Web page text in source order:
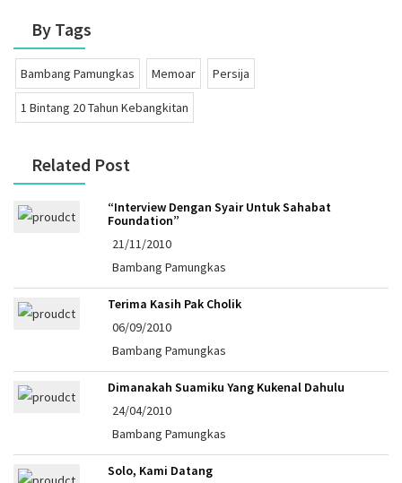
By Tags
Bambang Pamungkas Memoar Persija
1 Bintang 20 Tahun Kebangkitan
Related Post
“Interview Dengan Syair Untuk Sahabat
Foundation”
21/11/2010
Bambang Pamungkas
Terima Kasih Pak Cholik
06/09/2010
Bambang Pamungkas
Dimanakah Suamiku Yang Kukenal Dahulu
24/04/2010
Bambang Pamungkas
Solo, Kami Datang